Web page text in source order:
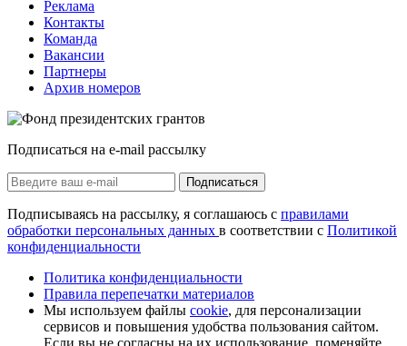
Реклама
Контакты
Команда
Вакансии
Партнеры
Архив номеров
Подписаться на e-mail рассылку
Подписаться
Подписываясь на рассылку, я соглашаюсь с правилами
обработки персональных данных в соответствии с Политикой
конфиденциальности
Политика конфиденциальности
Правила перепечатки материалов
Мы используем файлы cookie, для персонализации
сервисов и повышения удобства пользования сайтом.